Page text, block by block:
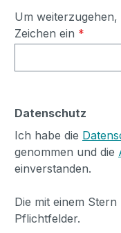
Um weiterzugehen,
Zeichen ein *
Datenschutz
Ich habe die
genommen und die
einverstanden.
Die mit einem
Pflichtfelder.